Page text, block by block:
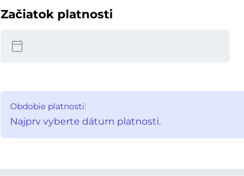
Začiatok platnosti
Obdobie platnosti:
Najprv vyberte dátum platnosti.